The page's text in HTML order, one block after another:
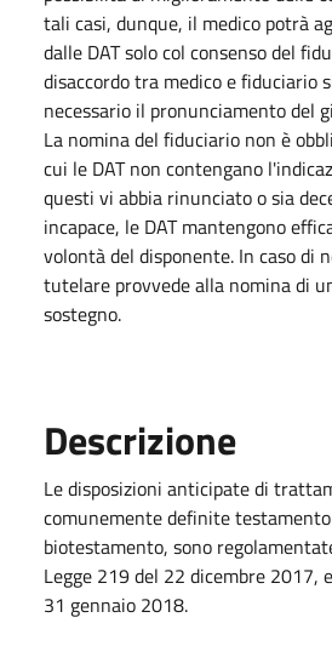
tali casi, dunque, il medico potrà
dalle DAT solo col consenso del
disaccordo tra medico e fiduciario
necessario il pronunciamento del
La nomina del fiduciario non è
cui le DAT non contengano
questi vi abbia rinunciato o sia
incapace, le DAT mantengono
volontà del disponente. In caso di
tutelare provvede alla nomina di
sostegno.
Descrizione
Le disposizioni anticipate di
comunemente definite
biotestamento, sono
Legge 219 del 22 dicembre 2017,
31 gennaio 2018.